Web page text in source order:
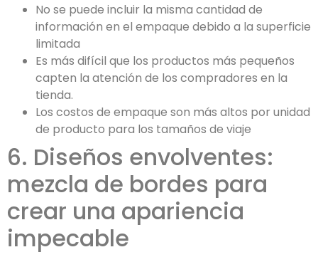
No se puede incluir la misma cantidad de
información en el empaque debido a la superficie
limitada
Es más difícil que los productos más pequeños
capten la atención de los compradores en la
tienda.
Los costos de empaque son más altos por unidad
de producto para los tamaños de viaje
6. Diseños envolventes:
mezcla de bordes para
crear una apariencia
impecable